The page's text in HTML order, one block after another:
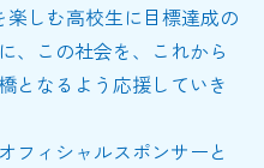
しむ高校生に目標達成の
、この社会を、これから
となるよう応援していき
フィシャルスポンサーと